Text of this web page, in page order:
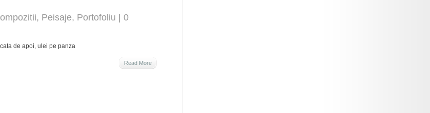
, Peisaje, Portofoliu
0
de apoi, ulei pe panza
Read More